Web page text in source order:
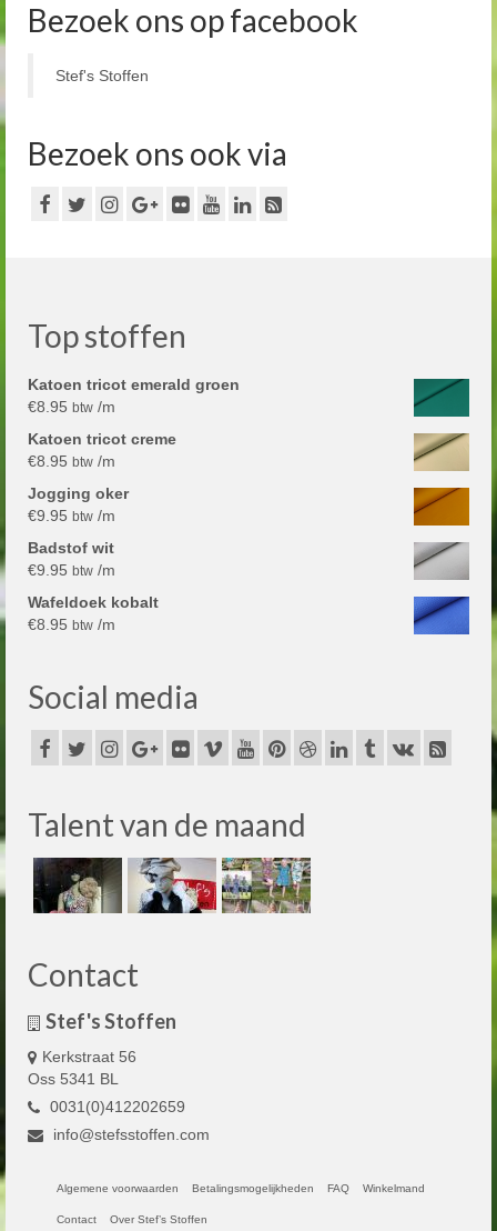
Bezoek ons op facebook
Stef's Stoffen
Bezoek ons ook via
Top stoffen
Katoen tricot emerald groen
€8.95 btw /m
Katoen tricot creme
€8.95 btw /m
Jogging oker
€9.95 btw /m
Badstof wit
€9.95 btw /m
Wafeldoek kobalt
€8.95 btw /m
Social media
Talent van de maand
Contact
Stef's Stoffen
Kerkstraat 56
Oss 5341 BL
0031(0)412202659
info@stefsstoffen.com
Algemene voorwaarden Betalingsmogelijkheden FAQ Winkelmand
Contact Over Stef’s Stoffen